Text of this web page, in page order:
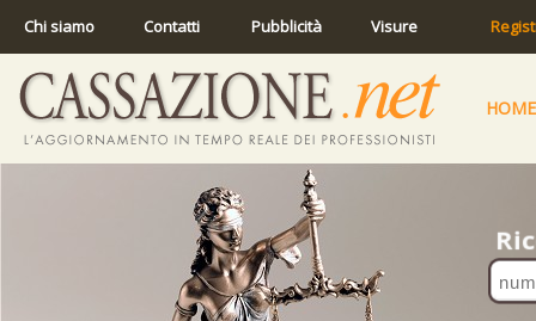
Chi siamo Contatti Pubblicità Visure
HOME